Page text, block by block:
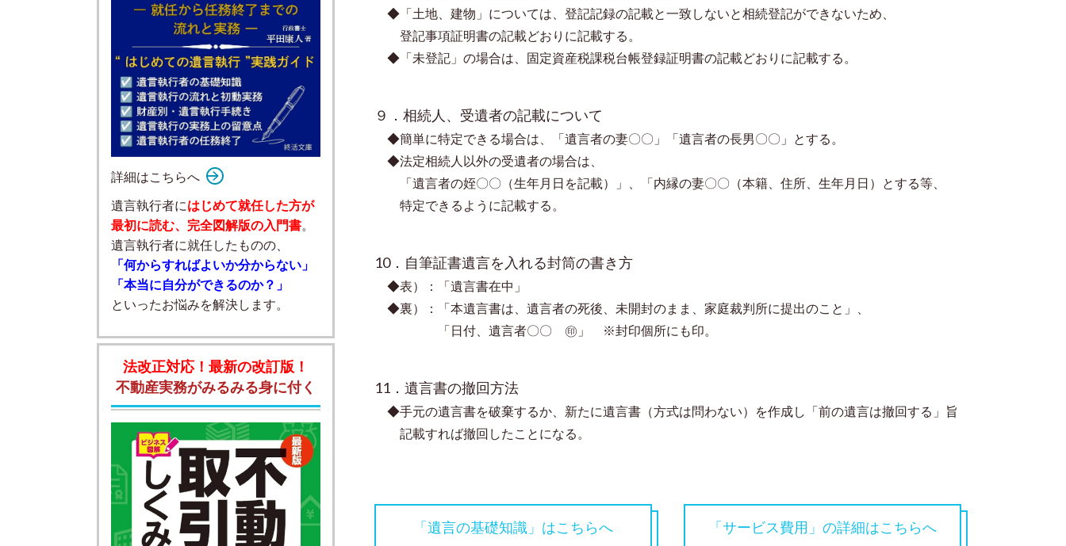
◆ 「土地、建物」については、登記記録の記載と一致しないと相続登記ができないため、
登記事項証明書の記載どおりに記載する。
◆ 「未登記」の場合は、固定資産税課税台帳登録証明書の記載どおりに記載する。
９．相続人、受遺者の記載について
◆簡単に特定できる場合は、「遺言者の妻〇〇」「遺言者の長男〇〇」とする。
◆法定相続人以外の受遺者の場合は、
「遺言者の姪〇〇（生年月日を記載）」、「内縁の妻〇〇（本籍、住所、生年月日）とする等、
特定できるように記載する。
10．自筆証書遺言を入れる封筒の書き方
◆表）：「遺言書在中」
◆裏）：「本遺言書は、遺言者の死後、未開封のまま、家庭裁判所に提出のこと」、
「日付、遺言者〇〇 ㊞」 ※封印個所にも印。
11．遺言書の撤回方法
◆手元の遺言書を破棄するか、新たに遺言書（方式は問わない）を作成し「前の遺言は撤回する」旨
記載すれば撤回したことになる。
「遺言の基礎知識」はこちらへ 「サービス費用」の詳細はこちらへ
詳細はこちらへ
遺言執行者にはじめて就任した方が
最初に読む、完全図解版の入門書。
遺言執行者に就任したものの、
「何からすればよいか分からない」
「本当に自分ができるのか？」
といったお悩みを解決します。
法改正対応！最新の改訂版！
不動産実務がみるみる身に付く